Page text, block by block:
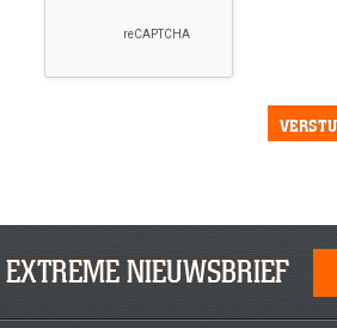
EXTREME NIEUWSBRIEF